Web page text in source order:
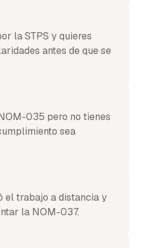
la STPS y quieres
antes de que se
035 pero no tienes
sea
el trabajo a distancia y
la NOM-037.